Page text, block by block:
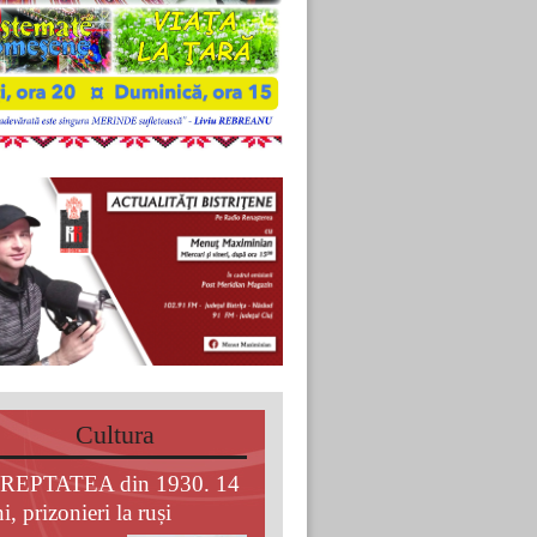
Cultura
din 1930. 14
prizonieri la ruși